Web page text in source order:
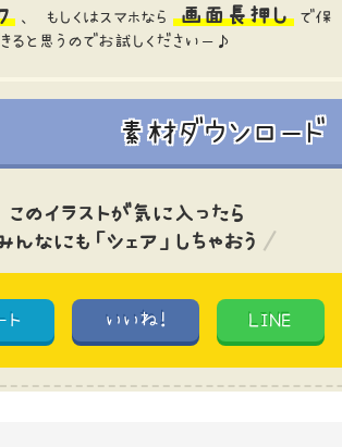
、 もしくはスマホなら 画面長押し
で保
ると思うのでお試しくださいー♪
素材ダウンロード
このイラストが気に入ったら
んなにも「シェア」しちゃおう
ト いいね! LINE